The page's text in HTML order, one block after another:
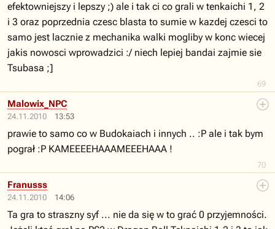
69
efektowniejszy i lepszy ;) ale i tak ci co grali w tenkaichi 1, 2
i 3 oraz poprzednia czesc blasta to sumie w kazdej czesci to
samo jest lacznie z mechanika walki mogliby w konc wiecej
jakis nowosci wprowadzici :/ niech lepiej bandai zajmie sie
Tsubasa ;]
24.11.2010 13:53
70
Malowix_NPC
prawie to samo co w Budokaiach i innych .. :P ale i tak bym
pograł :P KAMEEEEHAAAMEEEHAAA !
24.11.2010 14:06
Franusss
Ta gra to straszny syf ... nie da się w to grać 0 przyjemności.